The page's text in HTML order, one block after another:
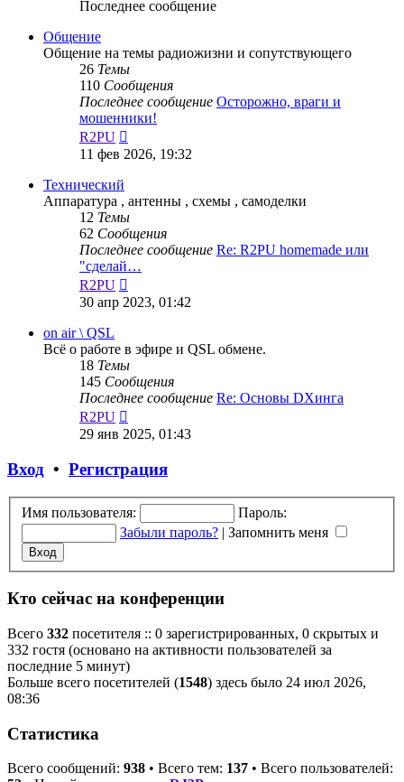
Последнее сообщение
Общение
Общение на темы радиожизни и сопутствующего
26 Темы
110 Сообщения
Последнее сообщение Осторожно, враги и
мошенники!
R2PU
к
11 фев 2026, 19:32
Технический
Аппаратура , антенны , схемы , самоделки
12 Темы
62 Сообщения
Последнее сообщение Re: R2PU homemade или
"сделай…
R2PU
к
30 апр 2023, 01:42
on air \ QSL
Всё о работе в эфире и QSL обмене.
18 Темы
145 Сообщения
Последнее сообщение Re: Основы DXинга
R2PU
к
29 янв 2025, 01:43
Вход • Регистрация
Имя пользователя:
Пароль:
Забыли пароль? | Запомнить меня
Кто сейчас на конференции
Всего 332 посетителя :: 0 зарегистрированных, 0 скрытых и
332 гостя (основано на активности пользователей за
последние 5 минут)
Больше всего посетителей (1548) здесь было 24 июл 2026,
08:36
Статистика
Всего сообщений: 938 • Всего тем: 137 • Всего пользователей: